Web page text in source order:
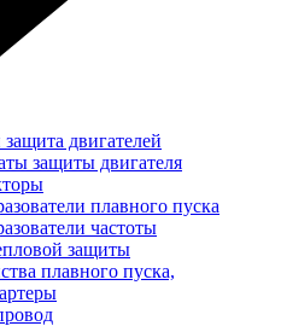
двигателей
защиты двигателя
плавного пуска
частоты
защиты
плавного пуска,